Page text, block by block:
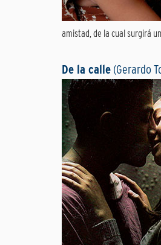
amistad, de la cual surgirá
De la calle (Gerardo